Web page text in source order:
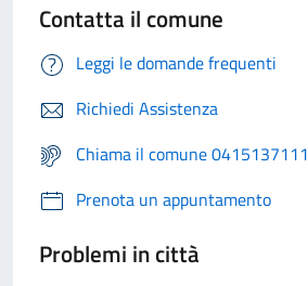
Contatta il comune
Leggi le domande frequenti
Richiedi Assistenza
Chiama il comune 0415137111
Prenota un appuntamento
Problemi in città